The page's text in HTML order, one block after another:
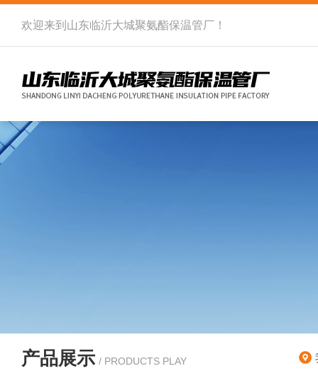
欢迎来到 山东临沂大城聚氨酯保温管厂 ！
产品展示 / PRODUCTS PLAY